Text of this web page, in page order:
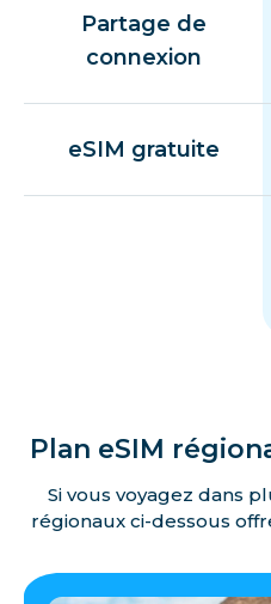
Partage de
connexion
eSIM gratuite
Plan eSIM
Si vous voyagez dans
régionaux ci-dessous